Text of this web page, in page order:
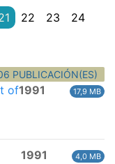
22 23
24
PUBLICACIÓN(ES)
of1991 17,9 MB
1991 4,0 MB